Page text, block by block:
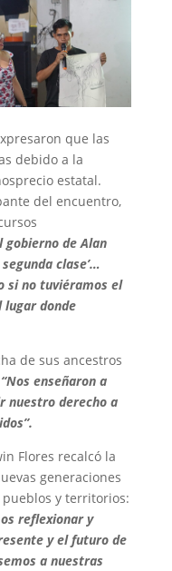
que las
debido a la
estatal.
del encuentro,
gobierno de Alan
clase’…
si no tuviéramos el
lugar donde
de sus ancestros
“Nos enseñaron a
nuestro derecho a
Flores recalcó la
generaciones
y territorios:
reflexionar y
y el futuro de
a nuestras